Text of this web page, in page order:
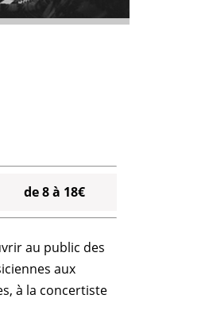
de 8 à 18€
au public des
aux
à la concertiste